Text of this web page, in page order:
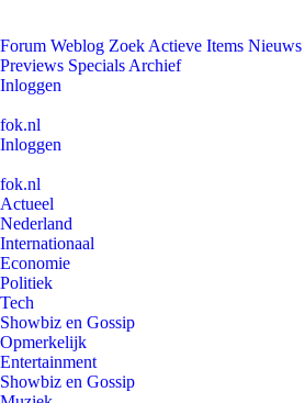
Forum Weblog Zoek Actieve Items Nieuws
Previews Specials Archief
Inloggen
fok.nl
Inloggen
fok.nl
Actueel
Nederland
Internationaal
Economie
Politiek
Tech
Showbiz en Gossip
Opmerkelijk
Entertainment
Showbiz en Gossip